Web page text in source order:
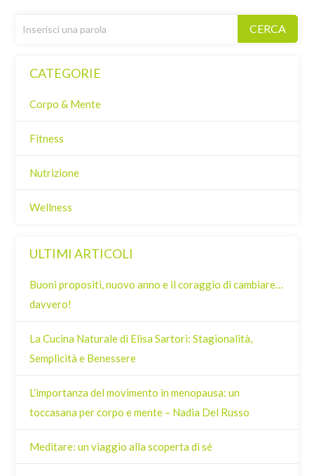
CERCA
CATEGORIE
Corpo & Mente
Fitness
Nutrizione
Wellness
ULTIMI ARTICOLI
Buoni propositi, nuovo anno e il coraggio di cambiare…
davvero!
La Cucina Naturale di Elisa Sartori: Stagionalità,
Semplicità e Benessere
L’importanza del movimento in menopausa: un
toccasana per corpo e mente – Nadia Del Russo
Meditare: un viaggio alla scoperta di sé